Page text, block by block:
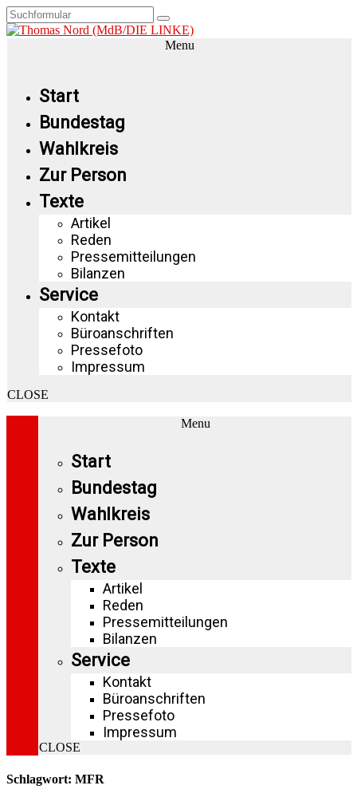
Menu
Start
Bundestag
Wahlkreis
Zur Person
Texte
Artikel
Reden
Pressemitteilungen
Bilanzen
Service
Kontakt
Büroanschriften
Pressefoto
Impressum
CLOSE
Menu
Start
Bundestag
Wahlkreis
Zur Person
Texte
Artikel
Reden
Pressemitteilungen
Bilanzen
Service
Kontakt
Büroanschriften
Pressefoto
Impressum
CLOSE
Schlagwort: MFR